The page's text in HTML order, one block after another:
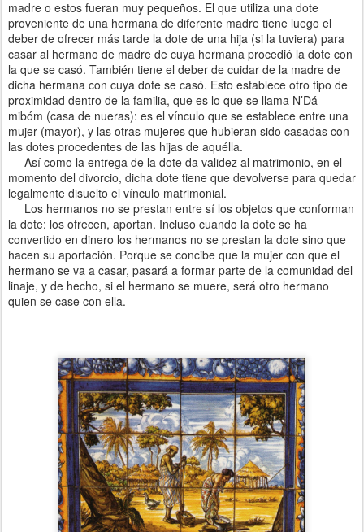
madre o estos fueran muy pequeños. El que utiliza una dote
proveniente de una hermana de diferente madre tiene luego el
deber de ofrecer más tarde la dote de una hija (si la tuviera) para
casar al hermano de madre de cuya hermana procedió la dote con
la que se casó. También tiene el deber de cuidar de la madre de
dicha hermana con cuya dote se casó. Esto establece otro tipo de
proximidad dentro de la familia, que es lo que se llama N’Dá
mibóm (casa de nueras): es el vínculo que se establece entre una
mujer (mayor), y las otras mujeres que hubieran sido casadas con
las dotes procedentes de las hijas de aquélla.
Así como la entrega de la dote da validez al matrimonio, en el
momento del divorcio, dicha dote tiene que devolverse para quedar
legalmente disuelto el vínculo matrimonial.
Los hermanos no se prestan entre sí los objetos que conforman
la dote: los ofrecen, aportan. Incluso cuando la dote se ha
convertido en dinero los hermanos no se prestan la dote sino que
hacen su aportación. Porque se concibe que la mujer con que el
hermano se va a casar, pasará a formar parte de la comunidad del
linaje, y de hecho, si el hermano se muere, será otro hermano
quien se case con ella.